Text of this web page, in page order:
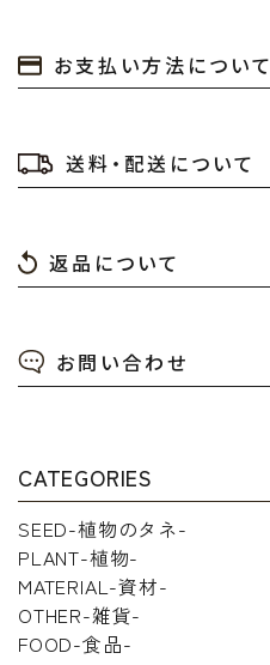
お支払い方法について
送料・配送について
返品について
お問い合わせ
CATEGORIES
SEED-植物のタネ-
PLANT-植物-
MATERIAL-資材-
OTHER-雑貨-
FOOD-食品-